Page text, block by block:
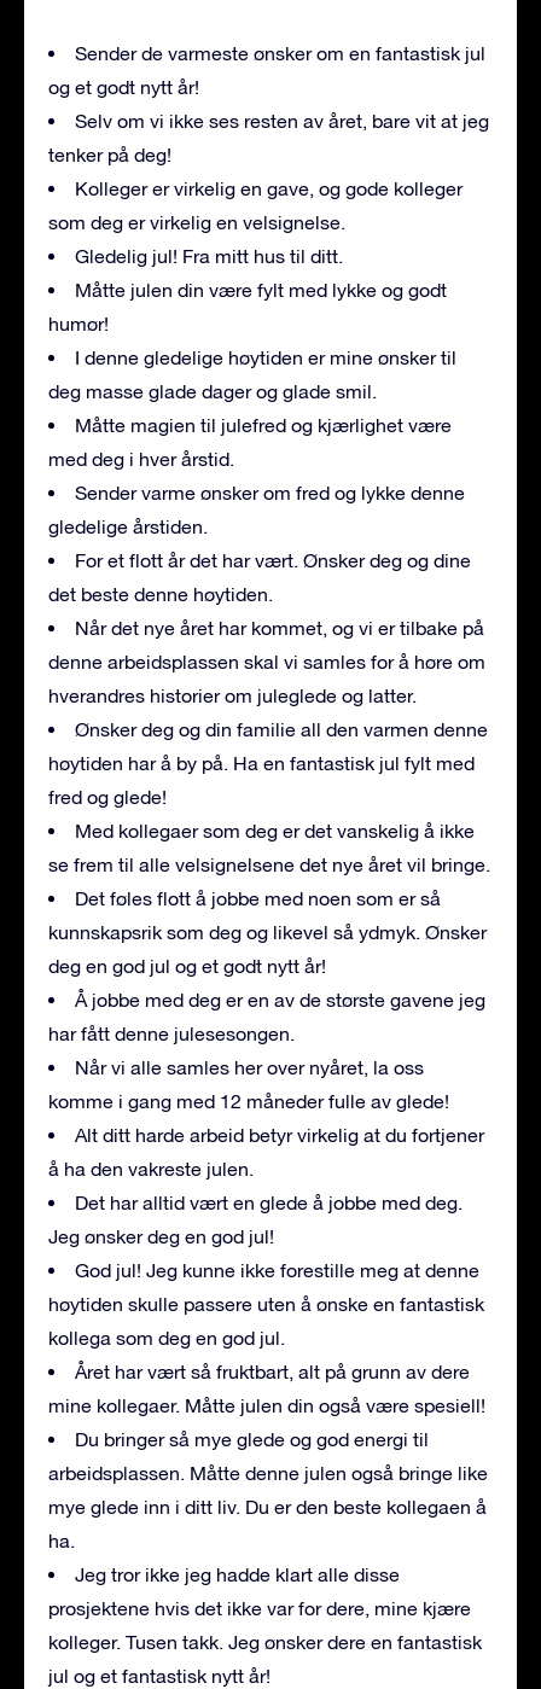
Sender de varmeste ønsker om en fantastisk jul
og et godt nytt år!
Selv om vi ikke ses resten av året, bare vit at jeg
tenker på deg!
Kolleger er virkelig en gave, og gode kolleger
som deg er virkelig en velsignelse.
Gledelig jul! Fra mitt hus til ditt.
Måtte julen din være fylt med lykke og godt
humør!
I denne gledelige høytiden er mine ønsker til
deg masse glade dager og glade smil.
Måtte magien til julefred og kjærlighet være
med deg i hver årstid.
Sender varme ønsker om fred og lykke denne
gledelige årstiden.
For et flott år det har vært. Ønsker deg og dine
det beste denne høytiden.
Når det nye året har kommet, og vi er tilbake på
denne arbeidsplassen skal vi samles for å høre om
hverandres historier om juleglede og latter.
Ønsker deg og din familie all den varmen denne
høytiden har å by på. Ha en fantastisk jul fylt med
fred og glede!
Med kollegaer som deg er det vanskelig å ikke
se frem til alle velsignelsene det nye året vil bringe.
Det føles flott å jobbe med noen som er så
kunnskapsrik som deg og likevel så ydmyk. Ønsker
deg en god jul og et godt nytt år!
Å jobbe med deg er en av de største gavene jeg
har fått denne julesesongen.
Når vi alle samles her over nyåret, la oss
komme i gang med 12 måneder fulle av glede!
Alt ditt harde arbeid betyr virkelig at du fortjener
å ha den vakreste julen.
Det har alltid vært en glede å jobbe med deg.
Jeg ønsker deg en god jul!
God jul! Jeg kunne ikke forestille meg at denne
høytiden skulle passere uten å ønske en fantastisk
kollega som deg en god jul.
Året har vært så fruktbart, alt på grunn av dere
mine kollegaer. Måtte julen din også være spesiell!
Du bringer så mye glede og god energi til
arbeidsplassen. Måtte denne julen også bringe like
mye glede inn i ditt liv. Du er den beste kollegaen å
ha.
Jeg tror ikke jeg hadde klart alle disse
prosjektene hvis det ikke var for dere, mine kjære
kolleger. Tusen takk. Jeg ønsker dere en fantastisk
jul og et fantastisk nytt år!